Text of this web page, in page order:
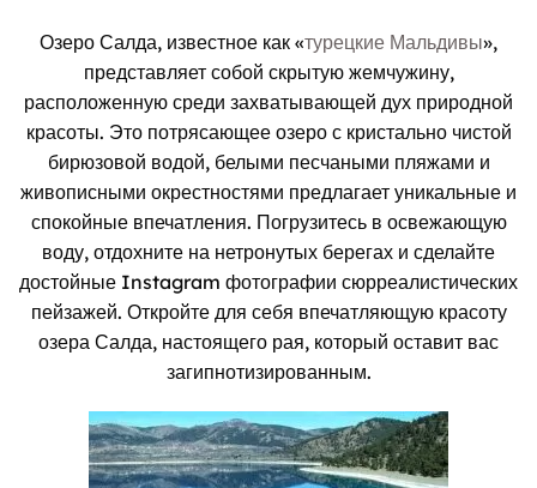
Озеро Салда, известное как «турецкие Мальдивы»,
представляет собой скрытую жемчужину,
расположенную среди захватывающей дух природной
красоты. Это потрясающее озеро с кристально чистой
бирюзовой водой, белыми песчаными пляжами и
живописными окрестностями предлагает уникальные и
спокойные впечатления. Погрузитесь в освежающую
воду, отдохните на нетронутых берегах и сделайте
достойные Instagram фотографии сюрреалистических
пейзажей. Откройте для себя впечатляющую красоту
озера Салда, настоящего рая, который оставит вас
загипнотизированным.